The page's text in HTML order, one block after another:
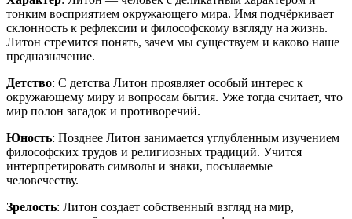
тонким восприятием окружающего мира. Имя подчёркивает
склонность к рефлексии и философскому взгляду на жизнь.
Литон стремится понять, зачем мы существуем и каково наше
предназначение.
Детство: С детства Литон проявляет особый интерес к
окружающему миру и вопросам бытия. Уже тогда считает, что
мир полон загадок и противоречий.
Юность: Позднее Литон занимается углубленным изучением
философских трудов и религиозных традиций. Учится
интерпретировать символы и знаки, посылаемые
человечеству.
Зрелость: Литон создает собственный взгляд на мир,